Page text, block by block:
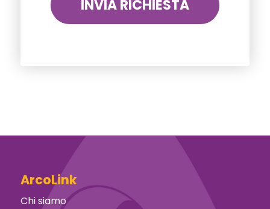
ArcoLink
Chi siamo